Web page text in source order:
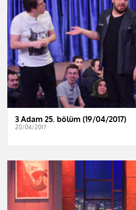
3 Adam 25. bölüm (19/04/2017)
20/04/2017